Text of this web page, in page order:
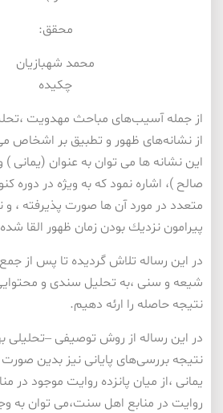
محقق:
محمد شهبازيان
چكيده
از جمله آسیب‌های مباحث مهدویت
از نشانه‌های ظهور و تطبیق بر اشخاص
این نشانه ها می توان به عنوان
صالح )، اشاره نمود كه به ویژه در دوره
متعدد در مورد آن ها صورت پذیرفته ، و
پیرامون نزدیك بودن زمان ظهور القا
در این رساله تلاش گردیده تا پس از
شیعه و سنی ،به تحلیل سندی و
نتیجه حاصله را ارئه دهیم.
در این رساله از روش توصیفی –تحلیلی
نتیجه بررسی‌های پایانی نیز بدین
یمانی ،از میان پانزده روایت موجود
روایت در منابع اهل سنت،می توان به